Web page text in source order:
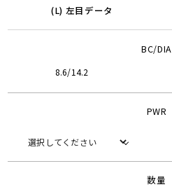
(L) 左目データ
BC/DIA
8.6/14.2
PWR
数量